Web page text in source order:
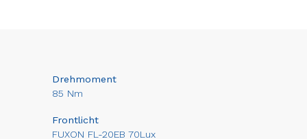
Drehmoment
85 Nm
Frontlicht
FUXON FL-20EB 70Lux